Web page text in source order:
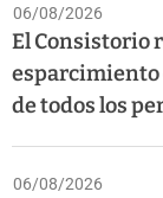
06/08/2026
El Consistorio
esparcimiento
de todos los
06/08/2026